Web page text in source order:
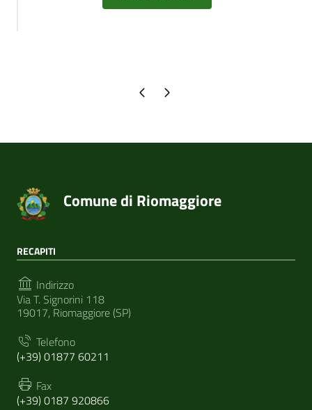
Pagina precedente
Pagina successiva
Comune di Riomaggiore
RECAPITI
Indirizzo
Via T. Signorini 118
19017, Riomaggiore (SP)
Telefono
(+39) 01877 60211
Fax
(+39) 0187 920866